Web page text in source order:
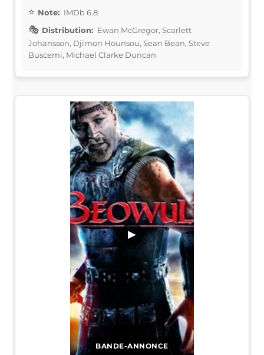
Note: IMDb 6.8
Distribution: Ewan McGregor, Scarlett
Johansson, Djimon Hounsou, Sean Bean, Steve
Buscemi, Michael Clarke Duncan
BANDE-ANNONCE
▶